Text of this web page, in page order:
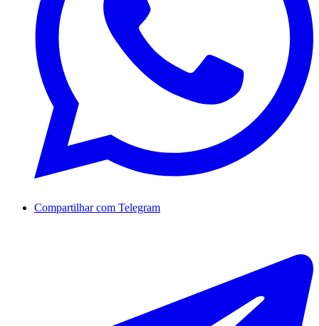
Compartilhar com Telegram